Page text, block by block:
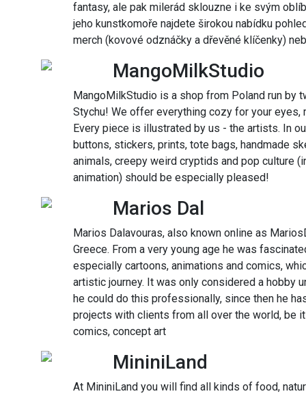
fantasy, ale pak milerád sklouzne i ke svým
jeho kunstkomoře najdete širokou nabídku
merch (kovové odznáčky a dřevěné klíčenky)
MangoMilkStudio
MangoMilkStudio is a shop from Poland run by
Stychu! We offer everything cozy for your eyes,
Every piece is illustrated by us - the artists. In
buttons, stickers, prints, tote bags, handmade
animals, creepy weird cryptids and pop culture
animation) should be especially pleased!
Marios Dal
Marios Dalavouras, also known online as
Greece. From a very young age he was
especially cartoons, animations and comics,
artistic journey. It was only considered a hobby
he could do this professionally, since then he
projects with clients from all over the world, be
comics, concept art
MininiLand
At MininiLand you will find all kinds of food,